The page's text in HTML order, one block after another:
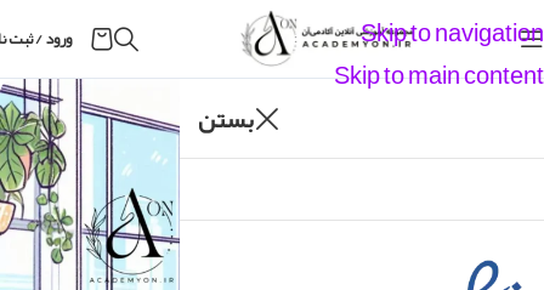
Skip to navigation
Skip to main content
ورود / ثبت
بستن